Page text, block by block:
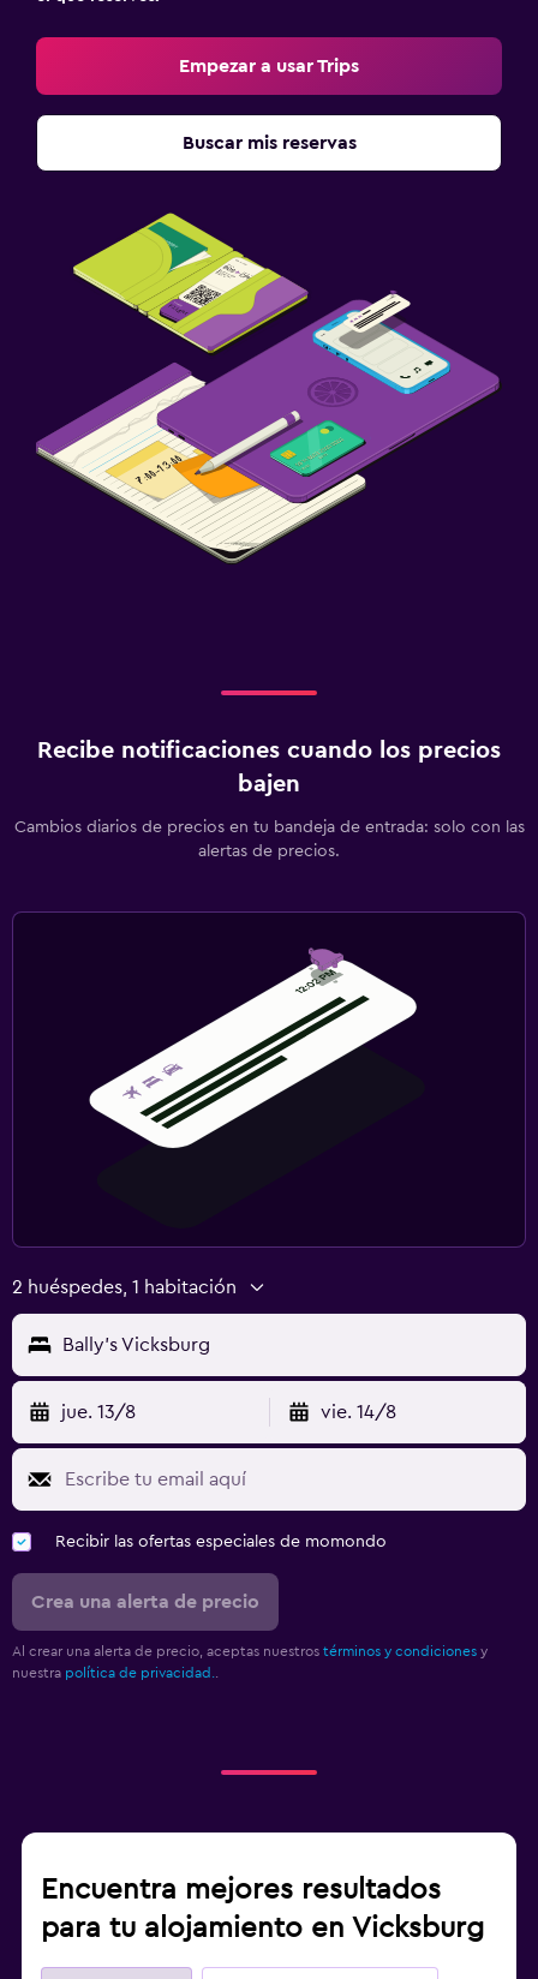
Empezar a usar Trips
Buscar mis reservas
Recibe notificaciones cuando los precios
bajen
Cambios diarios de precios en tu bandeja de entrada: solo con las
alertas de precios.
2 huéspedes, 1 habitación
Bally's Vicksburg
jue. 13/8 vie. 14/8
Recibir las ofertas especiales de momondo
Crea una alerta de precio
Al crear una alerta de precio, aceptas nuestros términos y condiciones y
nuestra política de privacidad.
Encuentra mejores resultados
para tu alojamiento en Vicksburg